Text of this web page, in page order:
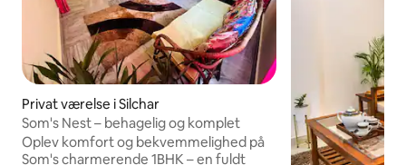
Privat værelse i Silchar
Som's Nest – behagelig og komplet
Oplev komfort og bekvemmelighed på
Som's charmerende 1BHK – en fuldt